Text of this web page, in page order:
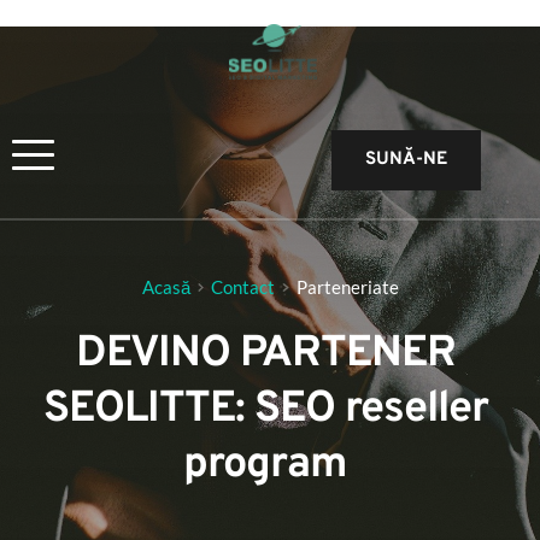
SUNĂ-NE
Acasă Contact Parteneriate
DEVINO PARTENER
SEOLITTE: SEO reseller
program